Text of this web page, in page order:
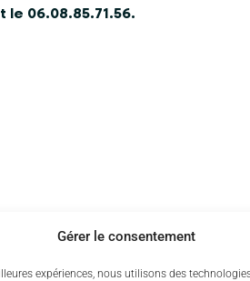
Gérer le consentement
expériences, nous utilisons des
06.08.85.71.56.